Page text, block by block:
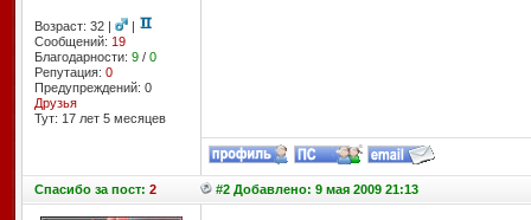
Возраст: 32 |
|
Сообщений: 19
Благодарности: 9/ 0
Репутация: 0
Предупреждений: 0
Друзья
Тут: 17 лет 5 месяцев
Спасибоза пост: 2 #2 Добавлено: 9 мая 2009 21:13